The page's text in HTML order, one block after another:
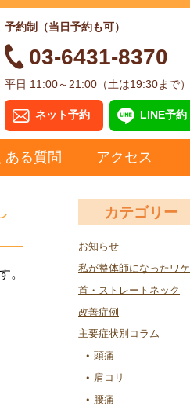
予約制（当日予約も可）
03-6431-8370
平日 11:00～21:00（土は19:30まで）
ネット予約 LINE予約
ある質問 アクセス
カテゴリー
お知らせ
私が整体師になったワケ
首・ストレートネック
改善症例
主要症状別コラム
頭痛
肩コリ
腰痛
。